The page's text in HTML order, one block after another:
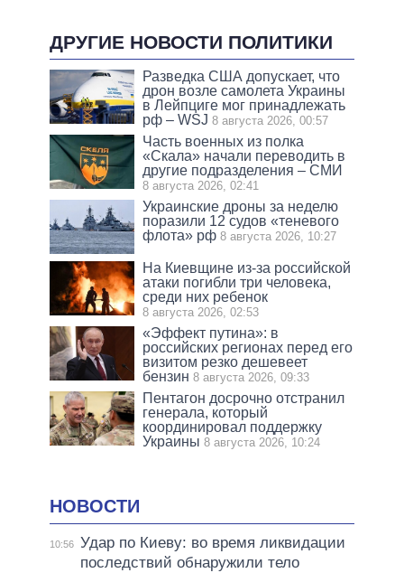
ДРУГИЕ НОВОСТИ ПОЛИТИКИ
Разведка США допускает, что
дрон возле самолета Украины
в Лейпциге мог принадлежать
рф – WSJ 8 августа 2026, 00:57
Часть военных из полка
«Скала» начали переводить в
другие подразделения – СМИ
8 августа 2026, 02:41
Украинские дроны за неделю
поразили 12 судов «теневого
флота» рф 8 августа 2026, 10:27
На Киевщине из-за российской
атаки погибли три человека,
среди них ребенок
8 августа 2026, 02:53
«Эффект путина»: в
российских регионах перед его
визитом резко дешевеет
бензин 8 августа 2026, 09:33
Пентагон досрочно отстранил
генерала, который
координировал поддержку
Украины 8 августа 2026, 10:24
НОВОСТИ
10:56 Удар по Киеву: во время ликвидации
последствий обнаружили тело